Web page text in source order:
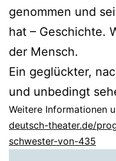
genommen und
hat – Geschichte.
der Mensch.
Ein geglückter,
und unbedingt
Weitere Informationen
deutsch-theater.de/
schwester-von-435